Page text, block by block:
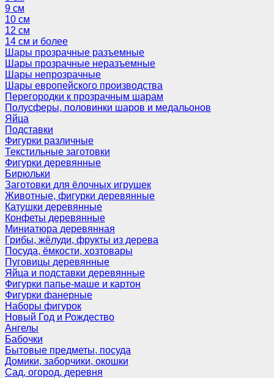
9 см
10 см
12 см
14 см и более
Шары прозрачные разъемные
Шары прозрачные неразъемные
Шары непрозрачные
Шары европейского производства
Перегородки к прозрачным шарам
Полусферы, половинки шаров и медальонов
Яйца
Подставки
Фигурки различные
Текстильные заготовки
Фигурки деревянные
Бирюльки
Заготовки для ёлочных игрушек
Животные, фигурки деревянные
Катушки деревянные
Конфеты деревянные
Миниатюра деревянная
Грибы, жёлуди, фрукты из дерева
Посуда, ёмкости, хозтовары
Пуговицы деревянные
Яйца и подставки деревянные
Фигурки папье-маше и картон
Фигурки фанерные
Наборы фигурок
Новый Год и Рождество
Ангелы
Бабочки
Бытовые предметы, посуда
Домики, заборчики, окошки
Сад, огород, деревня